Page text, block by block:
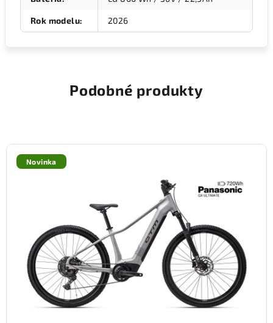
Rok modelu: 2026
Podobné produkty
Novinka